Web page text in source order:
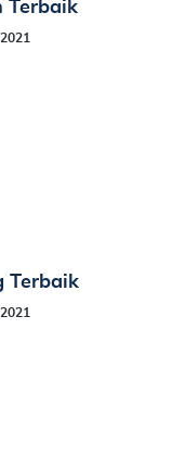
Terbaik
Terbaik